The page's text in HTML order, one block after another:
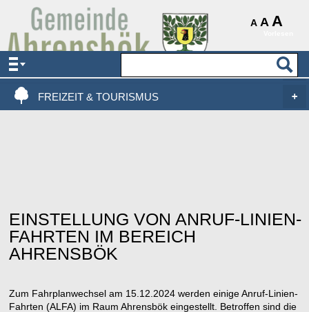
A A A
AKTUELLES & SERVICE
VERWALTUNG & POLITIK
FREIZEIT & TOURISMUS
EINSTELLUNG VON ANRUF-LINIEN-
FAHRTEN IM BEREICH
AHRENSBÖK
Zum Fahrplanwechsel am 15.12.2024 werden einige Anruf-Linien-
Fahrten (ALFA) im Raum Ahrensbök eingestellt. Betroffen sind die